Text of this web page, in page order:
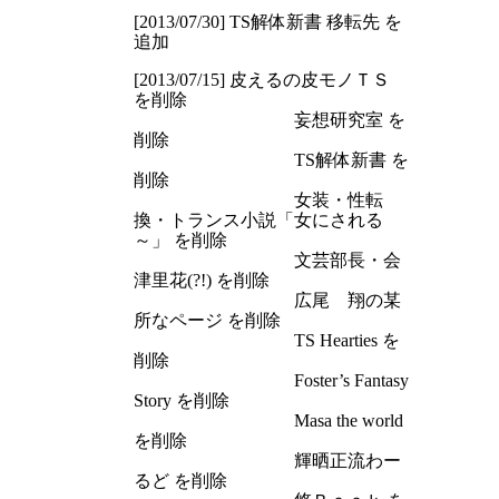
[2013/07/30] TS解体新書 移転先 を
追加
[2013/07/15] 皮えるの皮モノＴＳ
を削除
妄想研究室 を
削除
TS解体新書 を
削除
女装・性転
換・トランス小説「女にされる
～」 を削除
文芸部長・会
津里花(?!) を削除
広尾 翔の某
所なページ を削除
TS Hearties を
削除
Foster’s Fantasy
Story を削除
Masa the world
を削除
輝晒正流わー
るど を削除